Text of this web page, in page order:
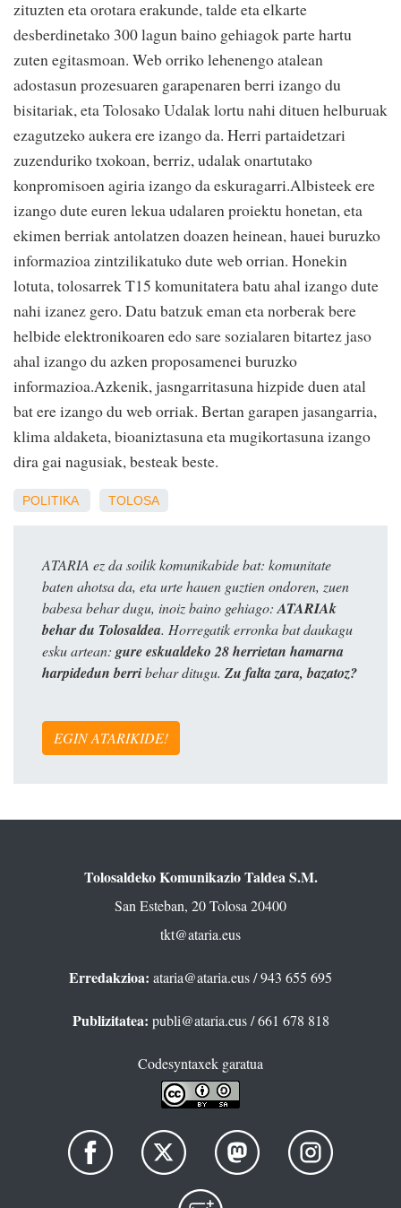
zituzten eta orotara erakunde, talde eta elkarte
desberdinetako 300 lagun baino gehiagok parte hartu
zuten egitasmoan. Web orriko lehenengo atalean
adostasun prozesuaren garapenaren berri izango du
bisitariak, eta Tolosako Udalak lortu nahi dituen helburuak
ezagutzeko aukera ere izango da. Herri partaidetzari
zuzenduriko txokoan, berriz, udalak onartutako
konpromisoen agiria izango da eskuragarri.Albisteek ere
izango dute euren lekua udalaren proiektu honetan, eta
ekimen berriak antolatzen doazen heinean, hauei buruzko
informazioa zintzilikatuko dute web orrian. Honekin
lotuta, tolosarrek T15 komunitatera batu ahal izango dute
nahi izanez gero. Datu batzuk eman eta norberak bere
helbide elektronikoaren edo sare sozialaren bitartez jaso
ahal izango du azken proposamenei buruzko
informazioa.Azkenik, jasngarritasuna hizpide duen atal
bat ere izango du web orriak. Bertan garapen jasangarria,
klima aldaketa, bioaniztasuna eta mugikortasuna izango
dira gai nagusiak, besteak beste.
POLITIKA TOLOSA
ATARIA ez da soilik komunikabide bat: komunitate
baten ahotsa da, eta urte hauen guztien ondoren, zuen
babesa behar dugu, inoiz baino gehiago: ATARIAk
behar du Tolosaldea. Horregatik erronka bat daukagu
esku artean: gure eskualdeko 28 herrietan hamarna
harpidedun berribehar ditugu. Zu falta zara, bazatoz?
EGIN ATARIKIDE!
Tolosaldeko Komunikazio Taldea S.M.
San Esteban, 20 Tolosa 20400
tkt@ataria.eus
Erredakzioa: ataria@ataria.eus/ 943 655 695
Publizitatea: publi@ataria.eus/ 661 678 818
Codesyntaxek garatua